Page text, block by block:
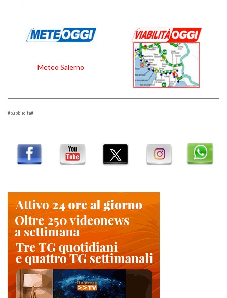
Meteo Salerno
#pubblicità#